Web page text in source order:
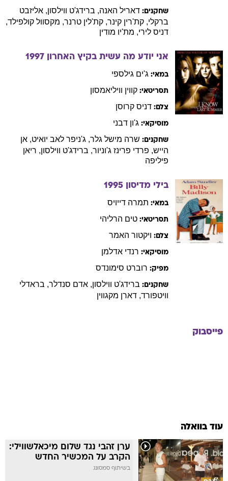
שחקנים: דאריל האנה, ברידג'ט ווילסון, אליזבט
ברקלי, קת'רין קינר, קת'לין טרנר, מקסוול קולפילד,
דניס לירי, מת'יו מודין
אני יודע מה עשית בקיץ האחרון 1997
במאי: ג'ים גילספי
תסריטאי: קווין וויליאמסון
צלם: דניס קרוסן
מוסיקאי: ג'ון דבני
שחקנים: שרה מישל גלר, ג'ניפר לאב יואיט, אן
הייש, פרדי פרינז ג'וניור, ברידג'ט ווילסון, ריאן
פיליפה
בילי מדיסון 1995
במאי: תמרה דייויס
תסריטאי: טים הרליהי
צלם: ויקטור האמר
מוסיקאי: רנדי אדלמן
מפיק: רוברט סימונדס
שחקנים: ברידג'ט ווילסון, אדם סנדלר, בראדלי
וויטפורד, דארן מקגווין
פייסבוק
עוד בוואלה
ערן זהבי נגד שלום מיכאלשווילי:
הקרב על המכשיר החדש
בשיתוף סמסונג